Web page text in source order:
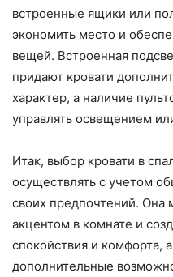
встроенные ящики или
экономить место и
вещей. Встроенная
придают кровати
характер, а наличие
управлять освещением
Итак, выбор кровати в
осуществлять с учетом
своих предпочтений. Она
акцентом в комнате и
спокойствия и комфорта,
дополнительные